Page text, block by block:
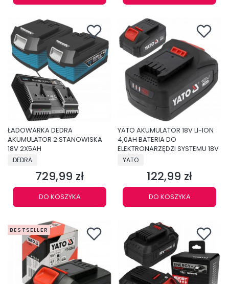
ŁADOWARKA DEDRA
AKUMULATOR 2 STANOWISKA
18V 2X5AH
PRODUCENT
DEDRA
Cena
729,99 zł
DO KOSZYKA
YATO AKUMULATOR 18V LI-ION
4,0AH BATERIA DO
ELEKTRONARZĘDZI SYSTEMU 18V
PRODUCENT
YATO
Cena
122,99 zł
DO KOSZYKA
BESTSELLER